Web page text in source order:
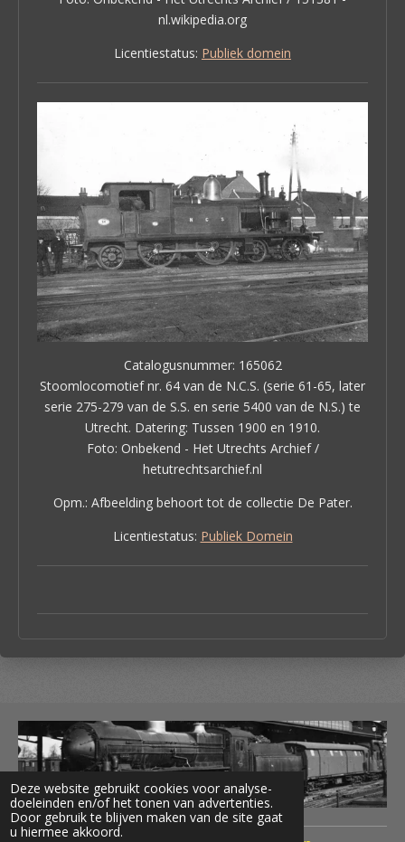
Deze website gebruikt cookies voor analyse-
doeleinden en/of het tonen van advertenties.
Door gebruik te blijven maken van de site gaat
u hiermee akkoord.
nl.wikipedia.org
Licentiestatus: Publiek domein
Catalogusnummer: 165062
Stoomlocomotief nr. 64 van de N.C.S. (serie 61-65, later
serie 275-279 van de S.S. en serie 5400 van de N.S.) te
Utrecht. Datering: Tussen 1900 en 1910.
Foto: Onbekend - Het Utrechts Archief /
hetutrechtsarchief.nl
Opm.: Afbeelding behoort tot de collectie De Pater.
Licentiestatus: Publiek Domein